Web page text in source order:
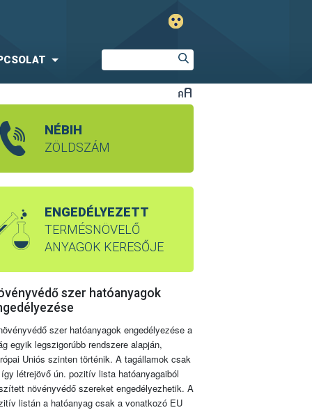
NÉBIH
ZÖLDSZÁM
ENGEDÉLYEZETT
TERMÉSNÖVELŐ
ANYAGOK KERESŐJE
szer hatóanyagok
szer hatóanyagok engedélyezése a
egyik legszigorúbb rendszere alapján,
Uniós szinten történik. A tagállamok csak
létrejövő ún. pozitív lista hatóanyagaiból
növényvédő szereket engedélyezhetik. A
listán a hatóanyag csak a vonatkozó EU